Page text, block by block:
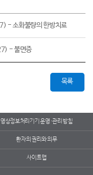
- 소화불량의 한방치료
- 불면증
목록
영상정보처리기기 운영·관리 방침
환자의 권리와 의무
사이트맵